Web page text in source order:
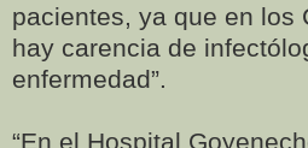
pacientes, ya que en los
hay carencia de
enfermedad”.
“En el Hospital